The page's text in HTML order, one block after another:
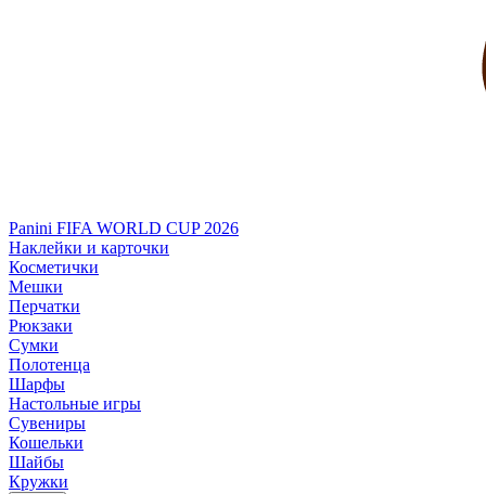
Panini FIFA WORLD CUP 2026
Наклейки и карточки
Косметички
Мешки
Перчатки
Рюкзаки
Сумки
Полотенца
Шарфы
Настольные игры
Сувениры
Кошельки
Шайбы
Кружки